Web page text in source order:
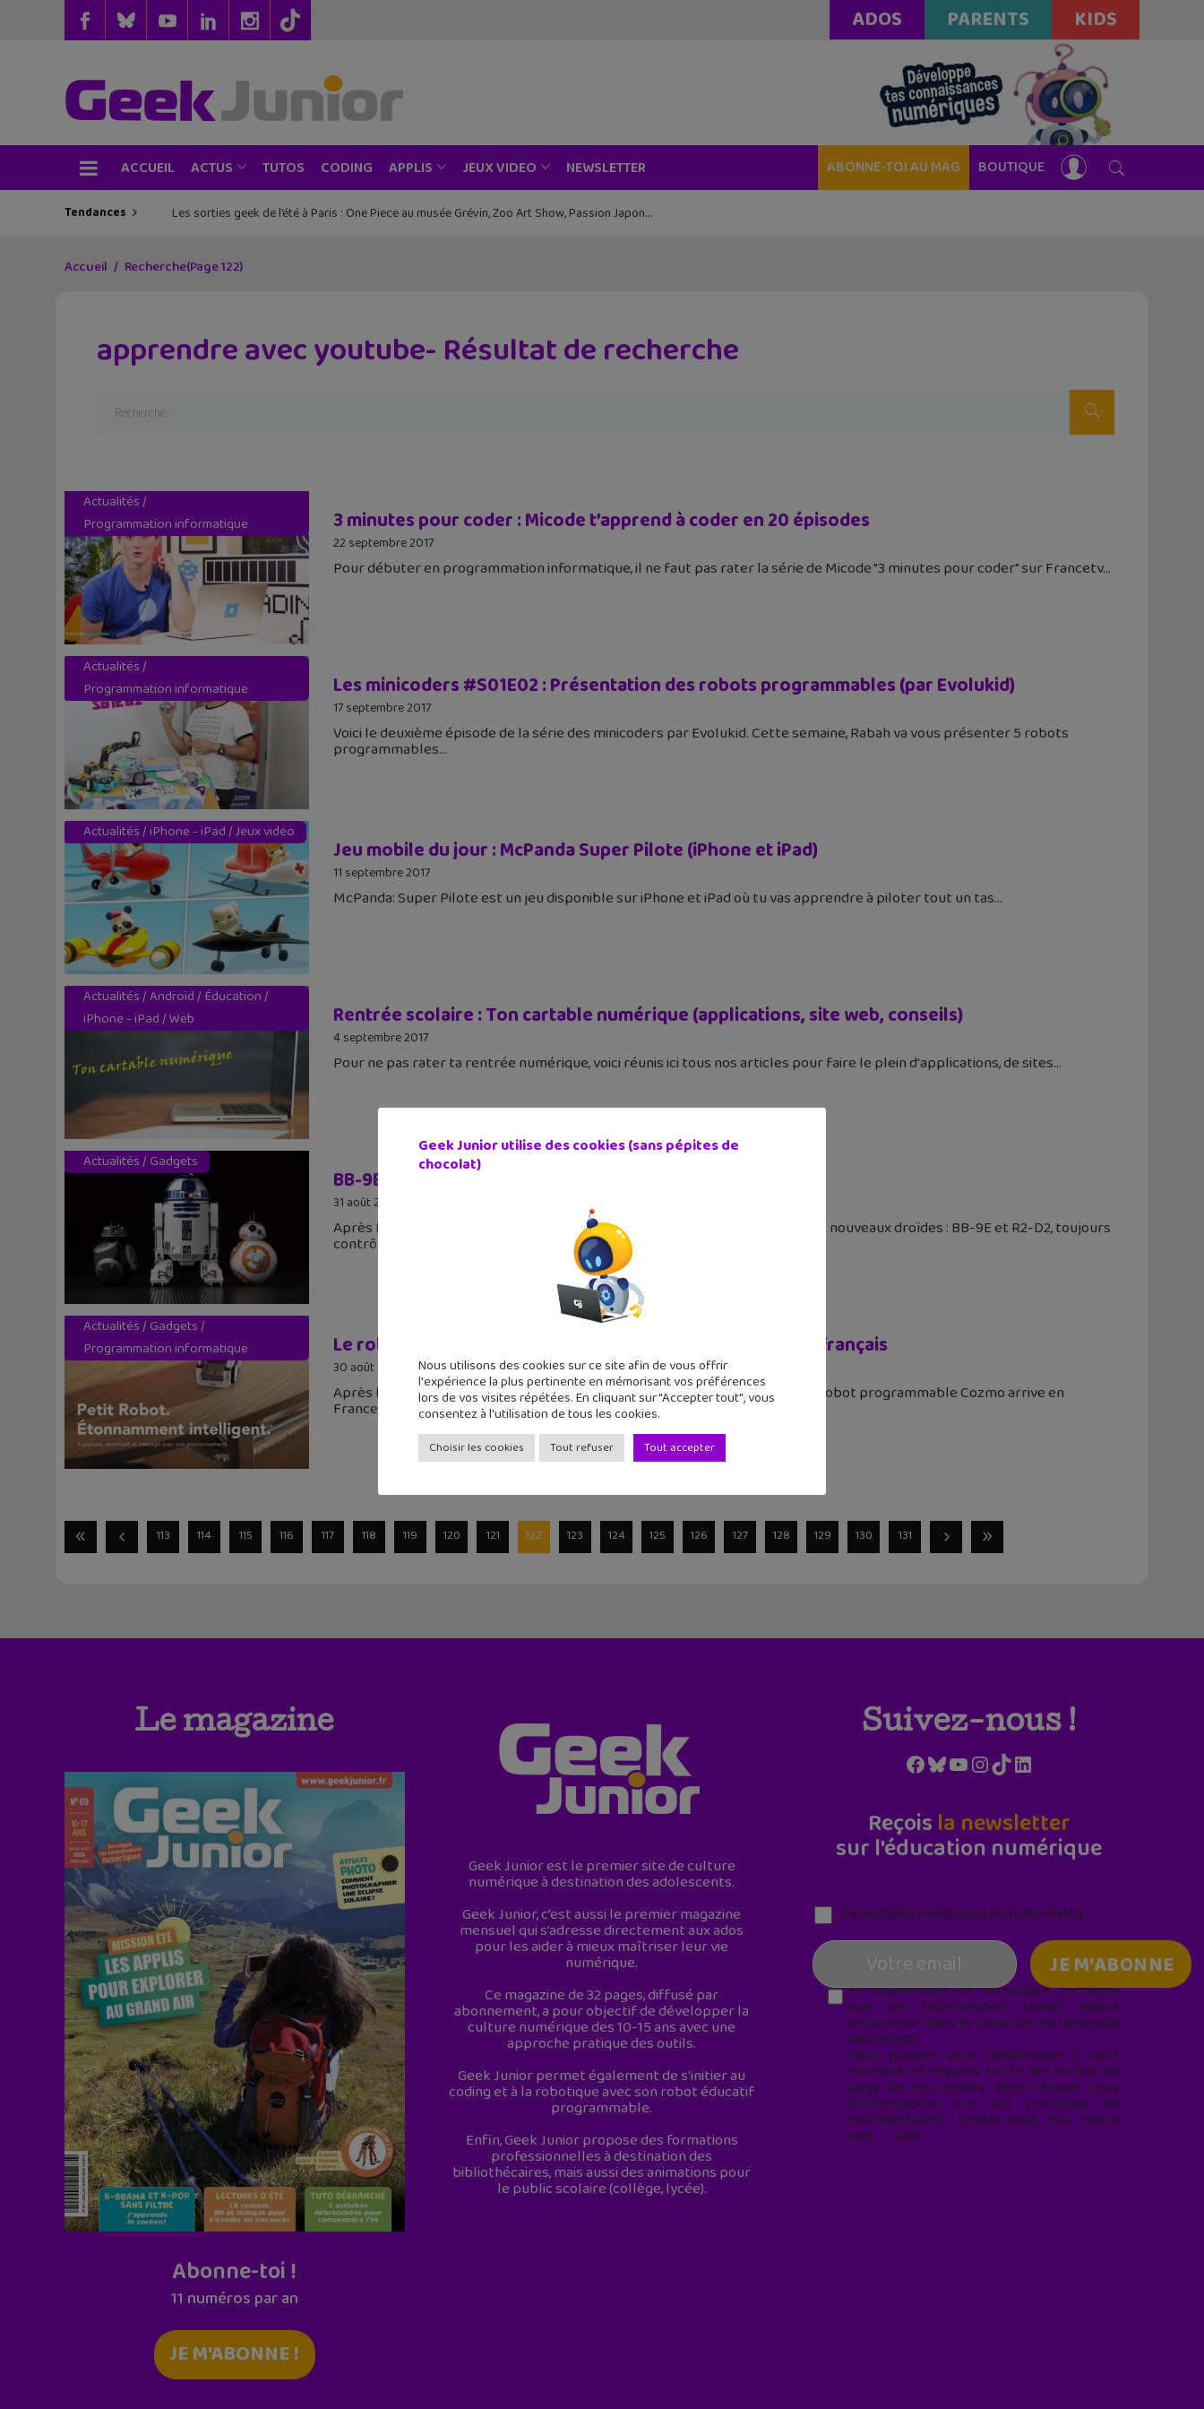
ADOS PARENTS KIDS
ACCUEIL ACTUS TUTOS CODING APPLIS JEUX VIDEO NEWSLETTER ABONNE-TOI AU MAG BOUTIQUE
Tendances Les sorties geek de l’été à Paris : One Piece au musée Grévin, Zoo Art Show, Passion Japon…
Accueil Recherche(Page 122)
apprendre avec youtube- Résultat de recherche
Actualités/
Programmation informatique
3 minutes pour coder : Micode t’apprend à coder en 20 épisodes
22 septembre 2017
Pour débuter en programmation informatique, il ne faut pas rater la série de Micode "3 minutes pour coder" sur Francetv
Actualités/
Programmation informatique
Les minicoders #S01E02 : Présentation des robots programmables (par Evolukid)
17 septembre 2017
Voici le deuxième épisode de la série des minicoders par Evolukid. Cette semaine, Rabah va vous présenter 5 robots
programmables
Actualités/iPhone - iPad/Jeux video
Jeu mobile du jour : McPanda Super Pilote (iPhone et iPad)
11 septembre 2017
McPanda: Super Pilote est un jeu disponible sur iPhone et iPad où tu vas apprendre à piloter tout un tas
Actualités/Android/ Éducation/
iPhone - iPad/Web Rentrée scolaire : Ton cartable numérique (applications, site web, conseils)
4 septembre 2017
Pour ne pas rater ta rentrée numérique, voici réunis ici tous nos articles pour faire le plein d'applications, de sites
Actualités/ Gadgets
BB-9E et R2-D2, les nouveaux droïdes Star Wars de Sphero
31 août 2017
Après BB-8, Sphero continue avec ces robots connectés Star Wars avec deux nouveaux droïdes : BB-9E et R2-D2, toujours
contrôlables
Actualités/ Gadgets/
Programmation informatique
Le robot programmable Cozmo disponible pour les petits français
30 août 2017
Après les États-Unis où il fut une des révélations high-tech de Noël 2016, le robot programmable Cozmo arrive en
France
113 114 115 116 117 118 119 120 121 122 123 124 125 126 127 128 129 130 131
Le magazine
Abonne-toi !
11 numéros par an
JE M'ABONNE !
Geek Junior est le premier site de culture
numérique à destination des adolescents.
Geek Junior, c’est aussi le premier magazine
mensuel qui s’adresse directement aux ados
pour les aider à mieux maîtriser leur vie
numérique.
Ce magazine de 32 pages, diffusé par
abonnement, a pour objectif de développer la
culture numérique des 10-15 ans avec une
approche pratique des outils.
Geek Junior permet également de s'initier au
coding et à la robotique avec son robot éducatif
programmable.
Enfin, Geek Junior propose des formations
professionnelles à destination des
bibliothécaires, mais aussi des animations pour
le public scolaire (collège, lycée).
Suivez-nous !
Facebook
Bluesky
YouTube
Instagram
TikTokLinkedIn
Reçois la newsletter
sur l'éducation numérique
Parentalité numérique (le lundi matin)
En soumettant ce formulaire, j’accepte
que les informations saisies soient
exploitées* dans le cadre de ma demande
de contact.
Vous pouvez vous désabonner à tout
moment en cliquant sur le lien en bas de
page de nos emails. Pour obtenir plus
d'informations sur nos pratiques de
confidentialité, rendez-vous sur notre
site web
Geek Junior utilise des cookies (sans pépites de
chocolat)
Nous utilisons des cookies sur ce site afin de vous offrir
l'expérience la plus pertinente en mémorisant vos préférences
lors de vos visites répétées. En cliquant sur "Accepter tout", vous
consentez à l'utilisation de tous les cookies.
Choisir les cookies Tout refuser Tout accepter